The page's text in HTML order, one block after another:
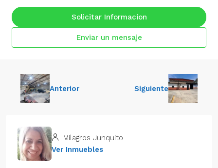
Solicitar Informacion
Enviar un mensaje
Anterior Siguiente
Milagros Junquito
Ver Inmuebles